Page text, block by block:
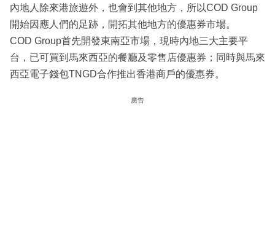
內地人除來港旅遊外，也會到其他地方，所以COD Group
開始因應人們的足跡，開拓其他地方的優惠券市場。
COD Group首先開發東南亞市場，現時內地三大主要平
台，已可買到馬來西亞的餐廳及零售店優惠券；同時與馬來
西亞電子錢包TNGD合作推出香港商戶的優惠券。
廣告